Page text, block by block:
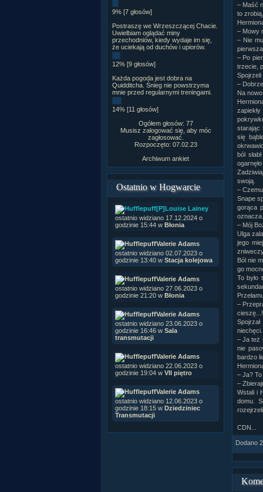
9% [7 głosów]
Postraszę we Wrzeszczącej Chacie.
Uwielbiam oglądać miny
przechodniów, kiedy wydaje im się,
że uciekają od duchów i upiorów.
12% [9 głosów]
Każda pogoda jest dobra na
Quidditcha. Śnieg nie powstrzyma
mnie przed regularnymi treningami.
14% [11 głosów]
Ogółem głosów: 77
Musisz zalogować się, aby móc
zagłosować.
Rozpoczęto: 07.02.23
Archiwum ankiet
Ostatnio w Hogwarcie
[P]Louise Lainey
ostatnio widziano 17.12.2024 o
godzinie 15:44 w Błonia
Valerie Adams
ostatnio widziano 02.07.2023 o
godzinie 13:40 w Stacja kolejowa
Valerie Adams
ostatnio widziano 27.06.2023 o
godzinie 21:20 w Błonia
Valerie Adams
ostatnio widziano 23.06.2023 o
godzinie 16:46 w Sala
transmutacji
Valerie Adams
ostatnio widziano 22.06.2023 o
godzinie 19:04 w VII piętro
Valerie Adams
ostatnio widziano 12.06.2023 o
godzinie 18:15 w Dziedziniec
Transmutacji
– Maść
to
– Mowy
– Nie
pierwsza.
– Po
trzecie,
Spojrzeli
–
Na
starając
się
ból
swoją.
– Czemu
Snape
gorąca
oznacza.
– Mój
Ulga
jego
Ból nie
go
To było
–
niechęci.
– Ja też
nie
bardzo
– Ja? To
–
Wstali i
domu.
CDN...
Dodano